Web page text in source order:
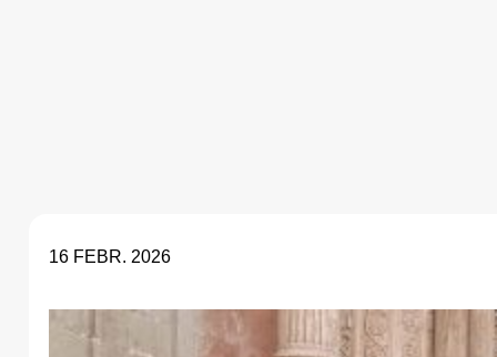
16 FEBR. 2026